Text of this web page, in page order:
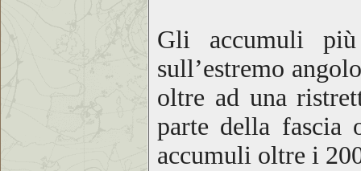
Gli accumuli
sull’estremo
oltre ad una
parte della fascia
accumuli oltre i